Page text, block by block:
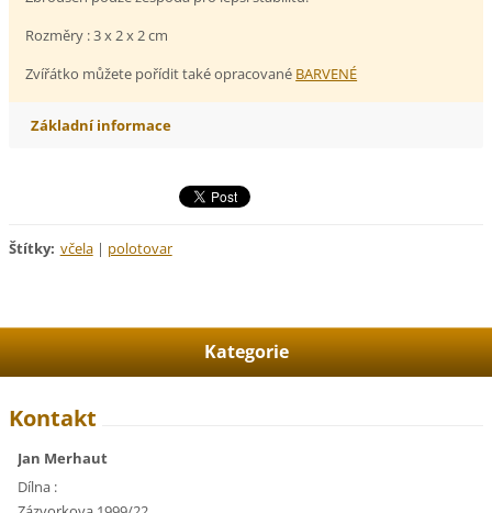
Rozměry : 3 x 2 x 2 cm
Zvířátko můžete pořídit také opracované BARVENÉ
Základní informace
Štítky: včela | polotovar
Kategorie
Kontakt
Jan Merhaut
Dílna :